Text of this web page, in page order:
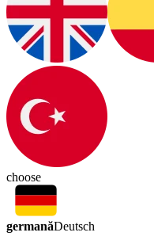
choose
germanăDeutsch